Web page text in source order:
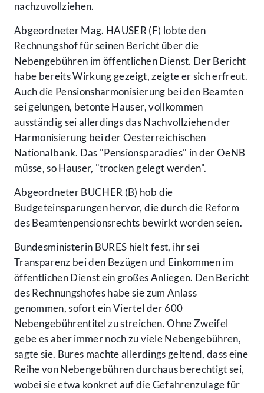
nachzuvollziehen.
Abgeordneter Mag. HAUSER (F) lobte den
Rechnungshof für seinen Bericht über die
Nebengebühren im öffentlichen Dienst. Der Bericht
habe bereits Wirkung gezeigt, zeigte er sich erfreut.
Auch die Pensionsharmonisierung bei den Beamten
sei gelungen, betonte Hauser, vollkommen
ausständig sei allerdings das Nachvollziehen der
Harmonisierung bei der Oesterreichischen
Nationalbank. Das "Pensionsparadies" in der OeNB
müsse, so Hauser, "trocken gelegt werden".
Abgeordneter BUCHER (B) hob die
Budgeteinsparungen hervor, die durch die Reform
des Beamtenpensionsrechts bewirkt worden seien.
Bundesministerin BURES hielt fest, ihr sei
Transparenz bei den Bezügen und Einkommen im
öffentlichen Dienst ein großes Anliegen. Den Bericht
des Rechnungshofes habe sie zum Anlass
genommen, sofort ein Viertel der 600
Nebengebührentitel zu streichen. Ohne Zweifel
gebe es aber immer noch zu viele Nebengebühren,
sagte sie. Bures machte allerdings geltend, dass eine
Reihe von Nebengebühren durchaus berechtigt sei,
wobei sie etwa konkret auf die Gefahrenzulage für